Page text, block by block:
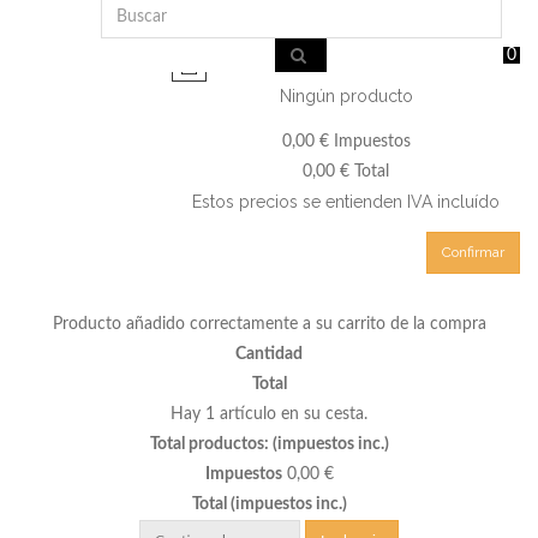
0
Ningún producto
0,00 €
Impuestos
0,00 €
Total
Estos precios se entienden IVA incluído
Confirmar
Producto añadido correctamente a su carrito de la compra
Cantidad
Total
Hay 1 artículo en su cesta.
Total productos: (impuestos inc.)
Impuestos 0,00 €
Total (impuestos inc.)